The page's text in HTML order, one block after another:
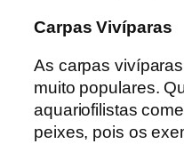
Carpas Vivíparas
As carpas
muito populares.
aquariofilistas
peixes, pois os